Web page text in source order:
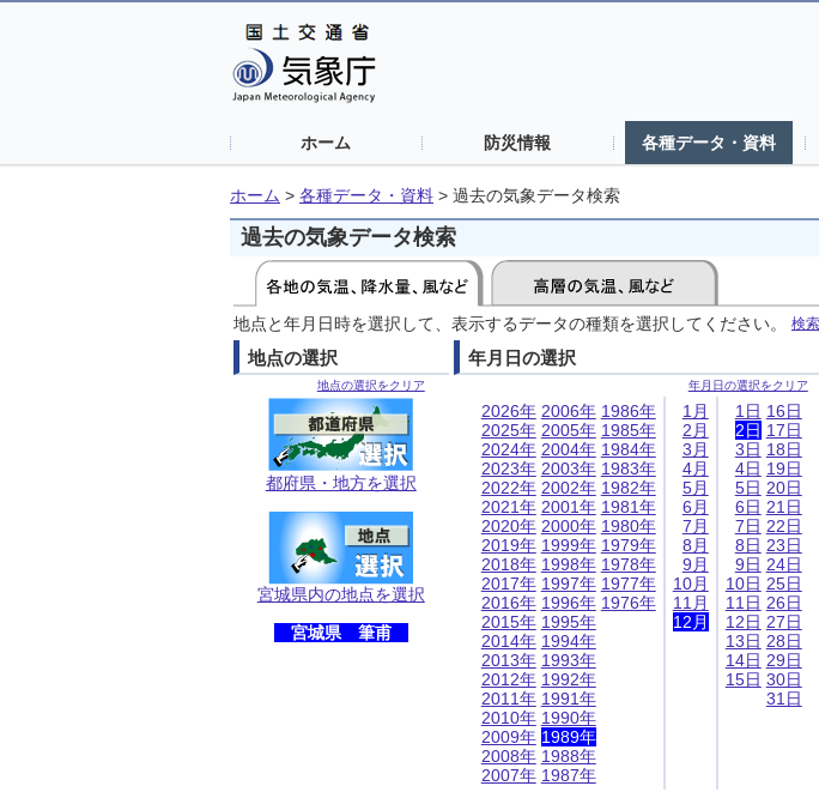
ホーム 防災情報 各種データ・資料
ホーム > 各種データ・資料 > 過去の気象データ検索
過去の気象データ検索
地点と年月日時を選択して、表示するデータの種類を選択してください。 検
地点の選択
地点の選択をクリア
都府県・地方を選択
宮城県内の地点を選択
宮城県 筆甫
年月日の選択
年月日の選択をクリア
2026年
2025年
2024年
2023年
2022年
2021年
2020年
2019年
2018年
2017年
2016年
2015年
2014年
2013年
2012年
2011年
2010年
2009年
2008年
2007年
2006年
2005年
2004年
2003年
2002年
2001年
2000年
1999年
1998年
1997年
1996年
1995年
1994年
1993年
1992年
1991年
1990年
1989年
1988年
1987年
1986年
1985年
1984年
1983年
1982年
1981年
1980年
1979年
1978年
1977年
1976年
1月
2月
3月
4月
5月
6月
7月
8月
9月
10月
11月
12月
1日
2日
3日
4日
5日
6日
7日
8日
9日
10日
11日
12日
13日
14日
15日
16日
17日
18日
19日
20日
21日
22日
23日
24日
25日
26日
27日
28日
29日
30日
31日